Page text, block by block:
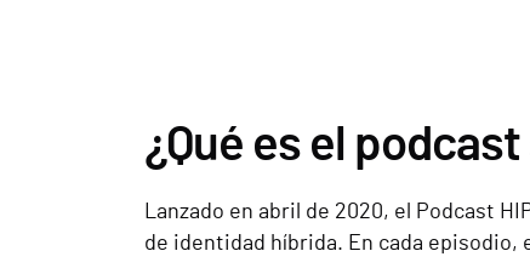
¿Qué es el
Lanzado en abril de 2020, el Podcast
de identidad híbrida. En cada